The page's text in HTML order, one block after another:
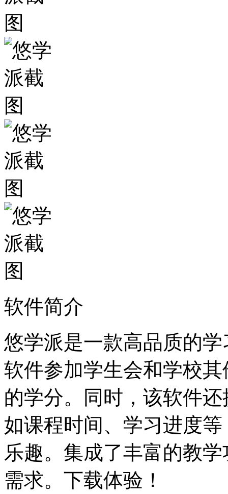
软件简介
悠学派是一款高品质的
软件参加学生会和学校
的学分。同时，该软件
如课程时间、学习进度
乐趣。集成了丰富的教
需求。下载体验！